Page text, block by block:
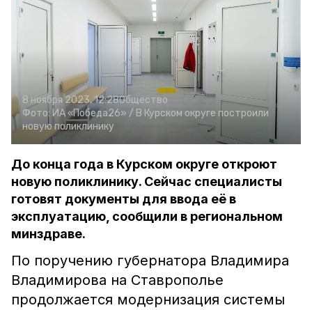
8 ноября 2023, 12:28Общество
Фото: ИА «Победа26» / В Курском округе построили
новую поликлинику
До конца года в Курском округе откроют
новую поликлинику. Сейчас специалисты
готовят документы для ввода её в
эксплуатацию, сообщили в региональном
минздраве.
По поручению губернатора Владимира
Владимирова на Ставрополье
продолжается модернизация системы